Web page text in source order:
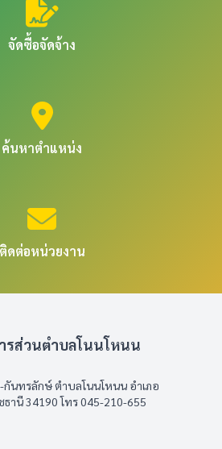
จัดซื้อจัดจ้าง
ค้นหาตำแหน่ง
ติดต่อหน่วยงาน
รส่วนตำบลโนนโหนน
กันทรลักษ์ ตำบลโนนโหนน อำเภอ
านี 34190 โทร 045-210-655